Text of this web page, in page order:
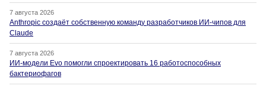
7 августа 2026
Anthropic создаёт собственную команду разработчиков ИИ-чипов для
Claude
7 августа 2026
ИИ-модели Evo помогли спроектировать 16 работоспособных
бактериофагов